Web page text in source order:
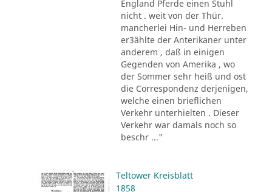
England Pferde einen Stuhl
nicht . weit von der Thür.
mancherlei Hin- und Herreben
er3ählte der Anterikaner unter
anderem , daß in einigen
Gegenden von Amerika , wo
der Sommer sehr heiß und ost
die Correspondenz derjenigen,
welche einen brieflichen
Verkehr unterhielten . Dieser
Verkehr war damals noch so
beschr ..."
Teltower Kreisblatt
1858